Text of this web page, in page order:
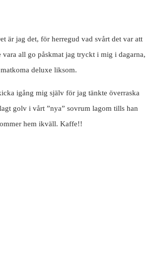
är jag det, för herregud vad svårt det var att
all go påskmat jag tryckt i mig i dagarna,
matkoma deluxe liksom.
igång mig själv för jag tänkte överraska
golv i vårt ”nya” sovrum lagom tills han
hem ikväll. Kaffe!!